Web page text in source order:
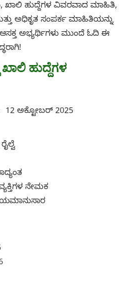
ಖಾಲಿ ಹುದ್ದೆಗಳ ವಿವರವಾದ ಮಾಹಿತಿ,
ಅಧಿಕೃತ ಸಂಪರ್ಕ ಮಾಹಿತಿಯನ್ನು
ಅಭ್ಯರ್ಥಿಗಳು ಮುಂದೆ ಓದಿ ಈ
ಖಾಲಿ ಹುದ್ದೆಗಳ
12 ಅಕ್ಟೋಬರ್ 2025
ನೇಮಕ